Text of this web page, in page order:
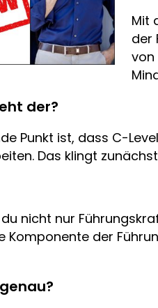
Mit
der
von
der?
Punkt ist, dass C-
Das klingt
nicht nur
Komponente der